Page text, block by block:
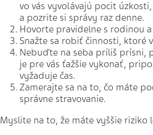
vo vás vyvolávajú pocit
a pozrite si správy raz denne.
Hovorte pravidelne s rodinou
Snažte sa robiť činnosti, ktoré
Nebuďte na seba príliš prísni,
je pre vás ťažšie vykonať,
vyžaduje čas.
Zamerajte sa na to, čo máte
správne stravovanie.
Myslite na to, že máte vyššie riziko